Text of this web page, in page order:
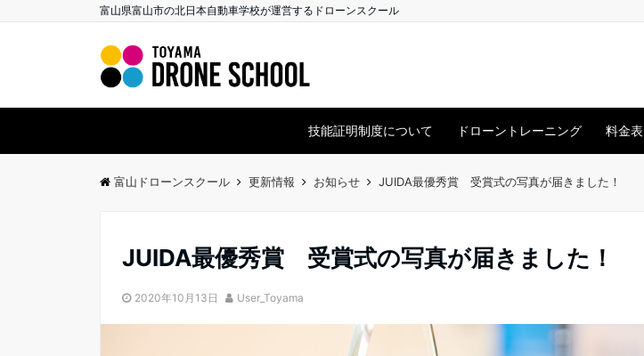
富山県富山市の北日本自動車学校が運営するドローンスクール
技能証明制度について ドローントレーニング 料金表
富山ドローンスクール 更新情報 お知らせ JUIDA最優秀賞 受賞式の写真が届きました！
JUIDA最優秀賞 受賞式の写真が届きました！
2020年10月13日 User_Toyama